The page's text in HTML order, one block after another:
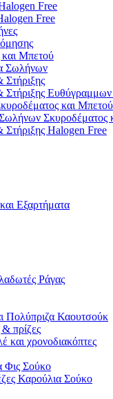
Free
Free
Μπετού
Σωλήνων
Στήριξης
Στήριξης
και Μπετού
Σκυροδέματος
Halogen Free
Εξαρτήματα
Ράγας
Πολύπριζα Καουτσούκ
πρίζες
και χρονοδιακόπτες
Φις Σούκο
Καρούλια Σούκο